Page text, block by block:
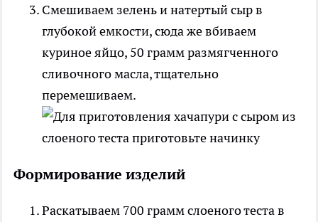
Смешиваем зелень и натертый сыр в
глубокой емкости, сюда же вбиваем
куриное яйцо, 50 грамм размягченного
сливочного масла, тщательно
перемешиваем.
Формирование изделий
Раскатываем 700 грамм слоеного теста в